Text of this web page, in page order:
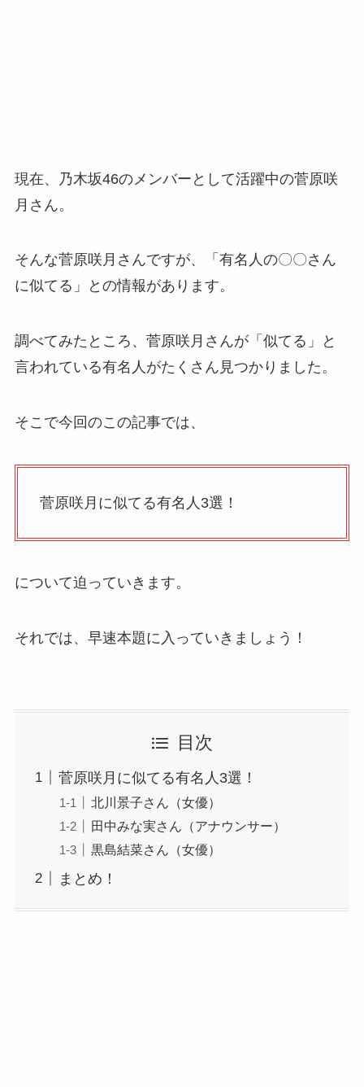
現在、乃木坂46のメンバーとして活躍中の菅原咲
月さん。
そんな菅原咲月さんですが、「有名人の〇〇さん
に似てる」との情報があります。
調べてみたところ、菅原咲月さんが「似てる」と
言われている有名人がたくさん見つかりました。
そこで今回のこの記事では、
菅原咲月に似てる有名人3選！
について迫っていきます。
それでは、早速本題に入っていきましょう！
目次
菅原咲月に似てる有名人3選！
北川景子さん（女優）
田中みな実さん（アナウンサー）
黒島結菜さん（女優）
まとめ！